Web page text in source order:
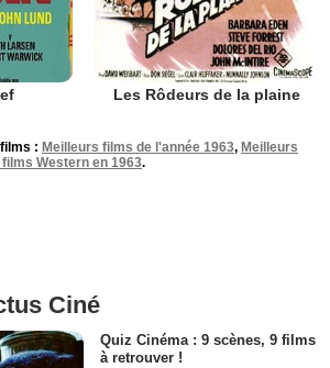
Les Rôdeurs de la plaine
: Meilleurs films de l'année 1963, Meilleurs
Western en 1963.
Ciné
Quiz Cinéma : 9 scènes, 9 films
à retrouver !